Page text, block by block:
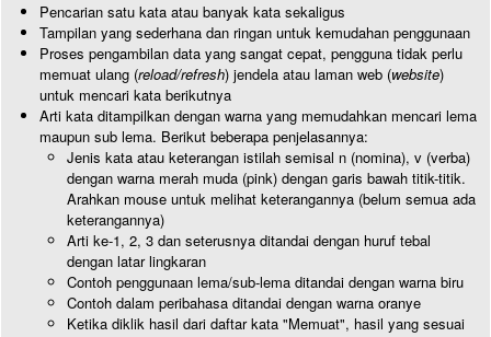
Pencarian satu kata atau banyak kata sekaligus
Tampilan yang sederhana dan ringan untuk kemudahan penggunaan
Proses pengambilan data yang sangat cepat, pengguna tidak perlu
memuat ulang (reload/refresh) jendela atau laman web (website)
untuk mencari kata berikutnya
Arti kata ditampilkan dengan warna yang memudahkan mencari lema
maupun sub lema. Berikut beberapa penjelasannya:
Jenis kata atau keterangan istilah semisal n (nomina), v (verba)
dengan warna merah muda (pink) dengan garis bawah titik-titik.
Arahkan mouse untuk melihat keterangannya (belum semua ada
keterangannya)
Arti ke-1, 2, 3 dan seterusnya ditandai dengan huruf tebal
dengan latar lingkaran
Contoh penggunaan lema/sub-lema ditandai dengan warna biru
Contoh dalam peribahasa ditandai dengan warna oranye
Ketika diklik hasil dari daftar kata "Memuat", hasil yang sesuai